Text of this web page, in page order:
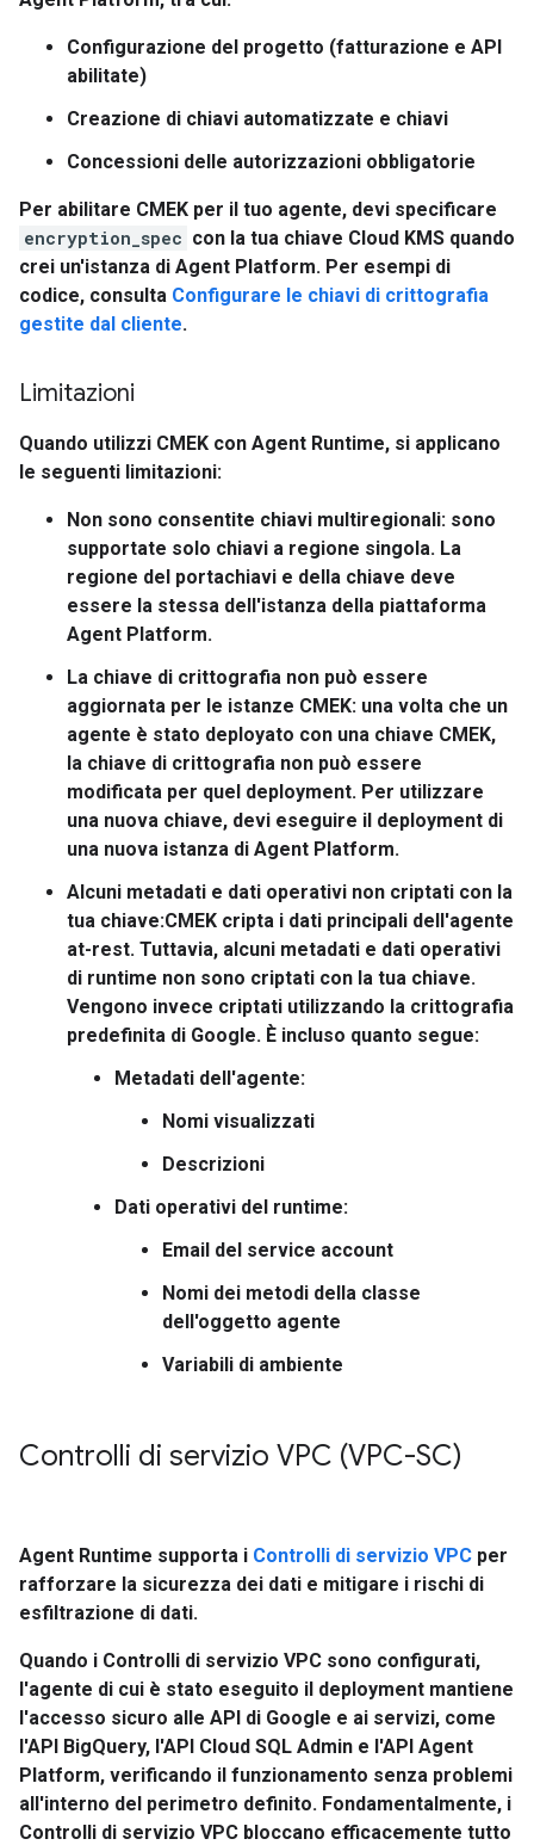
Configurazione del progetto (fatturazione e API
abilitate)
Creazione di chiavi automatizzate e chiavi
Concessioni delle autorizzazioni obbligatorie
Per abilitare CMEK per il tuo agente, devi specificare
encryption_spec con la tua chiave Cloud KMS quando
crei un'istanza di Agent Platform. Per esempi di
codice, consulta Configurare le chiavi di crittografia
gestite dal cliente.
Limitazioni
Quando utilizzi CMEK con Agent Runtime, si applicano
le seguenti limitazioni:
Non sono consentite chiavi multiregionali: sono
supportate solo chiavi a regione singola. La
regione del portachiavi e della chiave deve
essere la stessa dell'istanza della piattaforma
Agent Platform.
La chiave di crittografia non può essere
aggiornata per le istanze CMEK: una volta che un
agente è stato deployato con una chiave CMEK,
la chiave di crittografia non può essere
modificata per quel deployment. Per utilizzare
una nuova chiave, devi eseguire il deployment di
una nuova istanza di Agent Platform.
Alcuni metadati e dati operativi non criptati con la
tua chiave:CMEK cripta i dati principali dell'agente
at-rest. Tuttavia, alcuni metadati e dati operativi
di runtime non sono criptati con la tua chiave.
Vengono invece criptati utilizzando la crittografia
predefinita di Google. È incluso quanto segue:
Metadati dell'agente:
Nomi visualizzati
Descrizioni
Dati operativi del runtime:
Email del service account
Nomi dei metodi della classe
dell'oggetto agente
Variabili di ambiente
Controlli di servizio VPC (VPC-SC)
Agent Runtime supporta i Controlli di servizio VPC per
rafforzare la sicurezza dei dati e mitigare i rischi di
esfiltrazione di dati.
Quando i Controlli di servizio VPC sono configurati,
l'agente di cui è stato eseguito il deployment mantiene
l'accesso sicuro alle API di Google e ai servizi, come
l'API BigQuery, l'API Cloud SQL Admin e l'API Agent
Platform, verificando il funzionamento senza problemi
all'interno del perimetro definito. Fondamentalmente, i
Controlli di servizio VPC bloccano efficacemente tutto